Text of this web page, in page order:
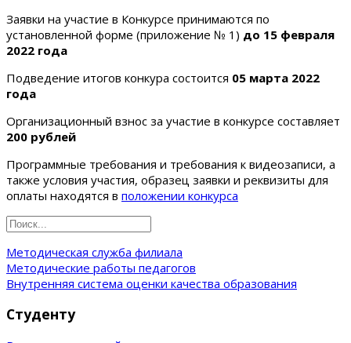
Заявки на участие в Конкурсе принимаются по
установленной форме (приложение № 1) до 15 февраля
2022 года
Подведение итогов конкура состоится 05 марта 2022
года
Организационный взнос за участие в конкурсе составляет
200 рублей
Программные требования и требования к видеозаписи, а
также условия участия, образец заявки и реквизиты для
оплаты находятся в положении конкурса
Методическая служба филиала
Методические работы педагогов
Внутренняя система оценки качества образования
Студенту